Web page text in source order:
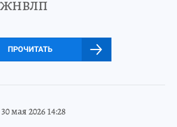
ЖНВЛП
ПРОЧИТАТЬ
30 мая 2026 14:28